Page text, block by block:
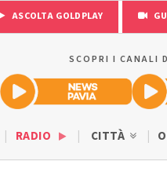
ASCOLTA GOLDPLAY
SCOPRI I CANALI
RADIO CITTÀ